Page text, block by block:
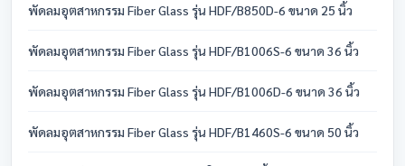
พัดลมอุตสาหกรรม Fiber Glass รุ่น HDF/B850D-6 ขนาด 25 นิ้ว
พัดลมอุตสาหกรรม Fiber Glass รุ่น HDF/B1006S-6 ขนาด 36 นิ้ว
พัดลมอุตสาหกรรม Fiber Glass รุ่น HDF/B1006D-6 ขนาด 36 นิ้ว
พัดลมอุตสาหกรรม Fiber Glass รุ่น HDF/B1460S-6 ขนาด 50 นิ้ว